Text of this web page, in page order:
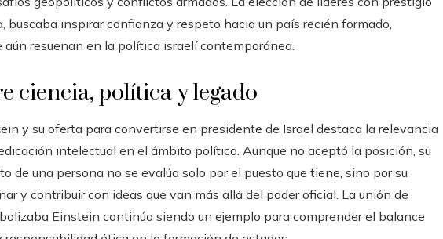
buscaba inspirar confianza y respeto hacia un país recién formado,
resuenan en la política israelí contemporánea.
ciencia, política y legado
y su oferta para convertirse en presidente de Israel destaca la relevancia
intelectual en el ámbito político. Aunque no aceptó la posición, su
de una persona no se evalúa solo por el puesto que tiene, sino por su
y contribuir con ideas que van más allá del poder oficial. La unión de
Einstein continúa siendo un ejemplo para comprender el balance